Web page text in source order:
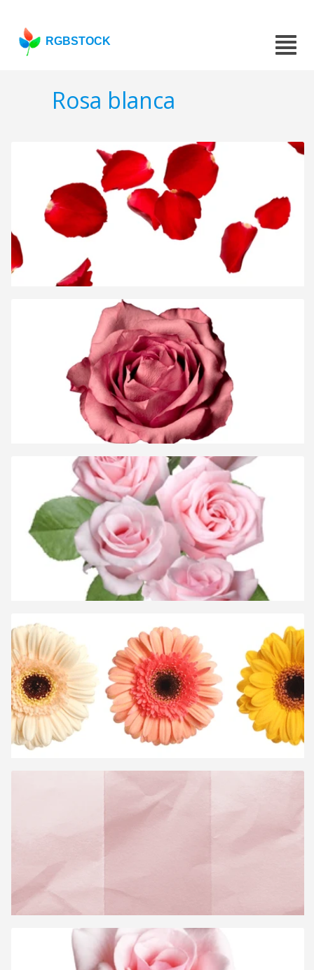
RGBSTOCK
Rosa blanca